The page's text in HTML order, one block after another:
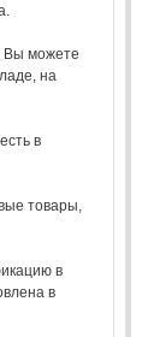
Вы можете
на
в
товары,
в
в